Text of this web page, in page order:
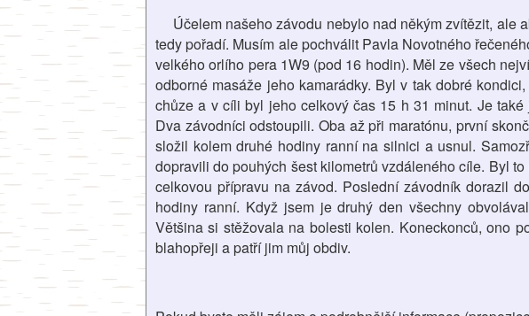
Účelem našeho závodu nebylo nad někým zvítězit, ale
tedy pořadí. Musím ale pochválit Pavla Novotného
velkého orlího pera 1W9 (pod 16 hodin). Měl ze všech
odborné masáže jeho kamarádky. Byl v tak dobré
chůze a v cíli byl jeho celkový čas 15 h 31 minut. Je
Dva závodníci odstoupili. Oba až při maratónu, první
složil kolem druhé hodiny ranní na silnici a usnul.
dopravili do pouhých šest kilometrů vzdáleného cíle. Byl
celkovou přípravu na závod. Poslední závodník dorazil
hodiny ranní. Když jsem je druhý den všechny
Většina si stěžovala na bolesti kolen. Koneckonců, ono
blahopřeji a patří jim můj obdiv.